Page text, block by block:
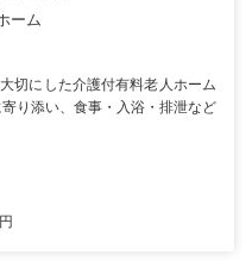
ーム
切にした介護付有料老人ホーム
り添い、食事・入浴・排泄など